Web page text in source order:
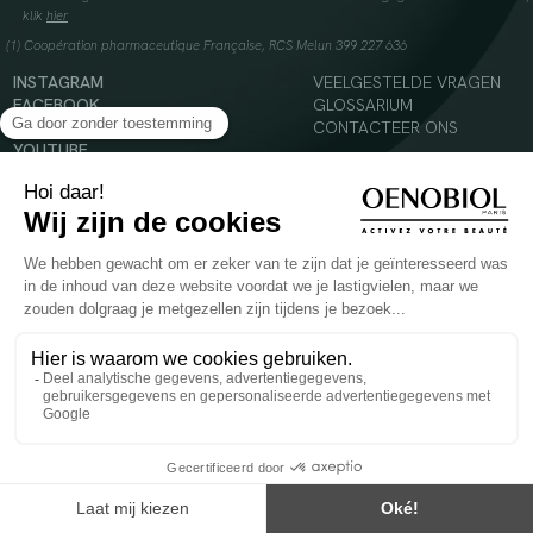
klik hier
(1) Coopération pharmaceutique Française, RCS Melun 399 227 636
INSTAGRAM
FACEBOOK
TIKTOK
YOUTUBE
VEELGESTELDE VRAGEN
GLOSSARIUM
CONTACTEER ONS
Voedingssupplement dat moet worden geconsumeerd als onderdeel van een gevarieerde,
evenwichtige voeding en een gezonde levensstijl. Aanbevolen dagelijkse dosis niet
overschrijden. Enkel voor volwassenen, buiten het bereik van kinderen houden.